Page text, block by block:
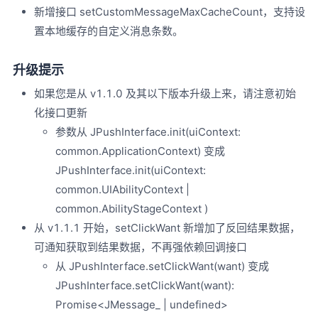
新增接口 setCustomMessageMaxCacheCount，支持设
置本地缓存的自定义消息条数。
升级提示
如果您是从 v1.1.0 及其以下版本升级上来，请注意初始
化接口更新
参数从 JPushInterface.init(uiContext:
common.ApplicationContext) 变成
JPushInterface.init(uiContext:
common.UIAbilityContext |
common.AbilityStageContext )
从 v1.1.1 开始，setClickWant 新增加了反回结果数据，
可通知获取到结果数据，不再强依赖回调接口
从 JPushInterface.setClickWant(want) 变成
JPushInterface.setClickWant(want):
Promise<JMessage_ | undefined>